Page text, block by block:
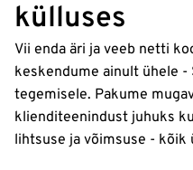
külluses
Vii enda äri ja veeb netti
keskendume ainult ühele -
tegemisele. Pakume
klienditeenindust juhuks
lihtsuse ja võimsuse - kõik